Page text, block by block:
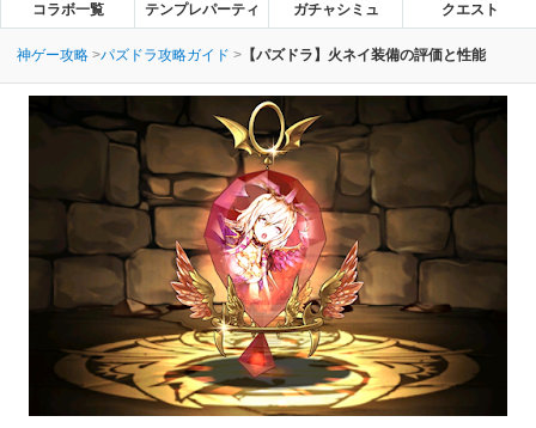
コラボ一覧 テンプレパーティ ガチャシミュ クエスト
神ゲー攻略 パズドラ攻略ガイド 【パズドラ】火ネイ装備の評価と性能